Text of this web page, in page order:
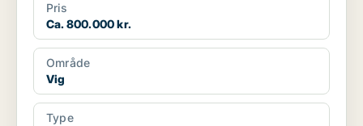
Pris
Ca. 800.000 kr.
Område
Vig
Type